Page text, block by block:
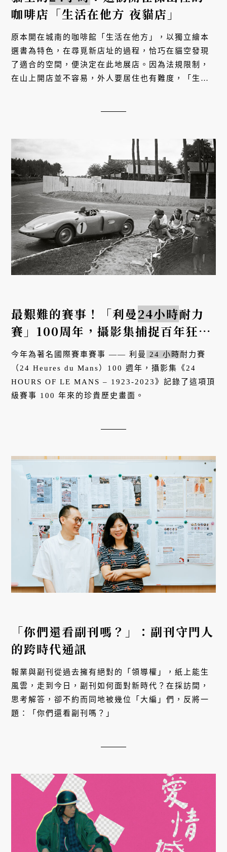
咖啡店「生活在他方 夜貓店」
原本開在城南的咖啡館「生活在他方」，以獨立繪本
選書為特色，在尋覓新店址的過程，恰巧在貓空發現
了適合的空間，便決定在此地展店。因為法規限制，
在山上開店並不容易，外人要居住也有難度，「生活
最艱難的賽事！「利曼24小時耐力
賽」100周年，攝影集捕捉百年狂放
賽史
今年為著名國際賽車賽事 —— 利曼 24 小時耐力賽
（24 Heures du Mans）100 週年，攝影集《24
HOURS OF LE MANS – 1923-2023》記錄了這項頂
級賽事 100 年來的珍貴歷史畫面。
「你們還看副刊嗎？」：副刊守門人
的跨時代通訊
報業與副刊從過去擁有絕對的「領導權」，紙上能生
風雲，走到今日，副刊如何面對新時代？在採訪間，
思考解答，卻不約而同地被幾位「大編」們，反將一
題：「你們還看副刊嗎？」